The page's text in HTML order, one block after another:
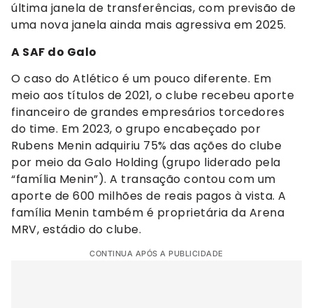
última janela de transferências, com previsão de
uma nova janela ainda mais agressiva em 2025.
A SAF do Galo
O caso do Atlético é um pouco diferente. Em
meio aos títulos de 2021, o clube recebeu aporte
financeiro de grandes empresários torcedores
do time. Em 2023, o grupo encabeçado por
Rubens Menin adquiriu 75% das ações do clube
por meio da Galo Holding (grupo liderado pela
“família Menin”). A transação contou com um
aporte de 600 milhões de reais pagos à vista. A
família Menin também é proprietária da Arena
MRV, estádio do clube.
CONTINUA APÓS A PUBLICIDADE